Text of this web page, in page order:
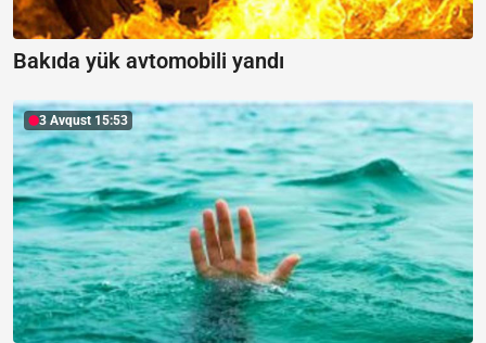
Bakıda yük avtomobili yandı
3 Avqust 15:53